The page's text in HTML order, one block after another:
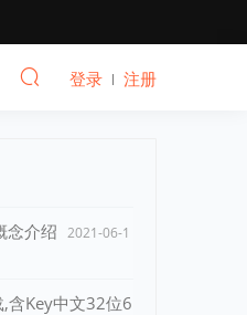
登录 注册
念介绍 2021-06-1
含Key中文32位6